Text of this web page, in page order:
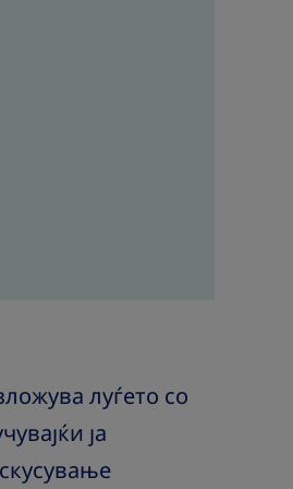
луѓето со
ја